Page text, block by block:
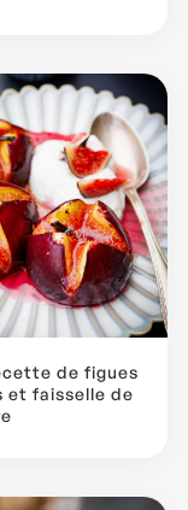
de figues
et faisselle de